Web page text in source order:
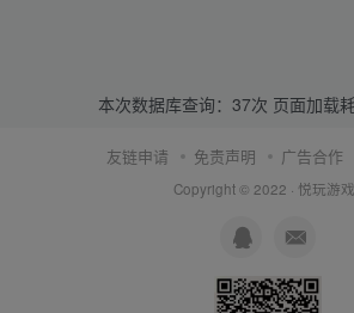
本次数据库查询：37次 页面加载
友链申请 免责声明 广告合作
Copyright © 2022 · 悦玩游戏